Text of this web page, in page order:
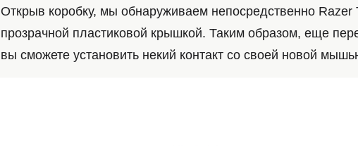
Открыв коробку, мы обнаруживаем непосредственно
прозрачной пластиковой крышкой. Таким образом, еще
вы сможете установить некий контакт со своей новой